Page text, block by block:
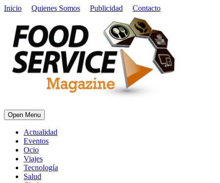
Inicio Quienes Somos Publicidad Contacto
Open Menu
Actualidad
Eventos
Ocio
Viajes
Tecnología
Salud